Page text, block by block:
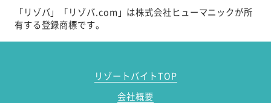
「リゾバ」「リゾバ.com」は株式会社ヒューマニックが所
有する登録商標です。
リゾートバイトTOP
会社概要